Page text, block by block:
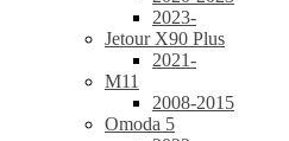
2023-
Jetour X90 Plus
2021-
M11
2008-2015
Omoda 5